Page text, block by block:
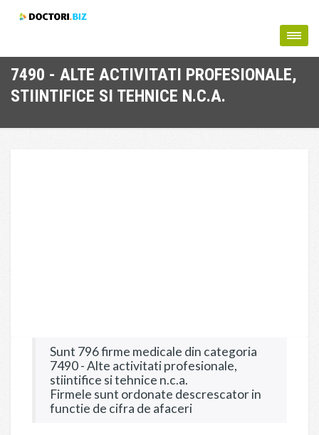
7490 - ALTE ACTIVITATI PROFESIONALE,
STIINTIFICE SI TEHNICE N.C.A.
Sunt 796 firme medicale din categoria
7490 - Alte activitati profesionale,
stiintifice si tehnice n.c.a.
Firmele sunt ordonate descrescator in
functie de cifra de afaceri